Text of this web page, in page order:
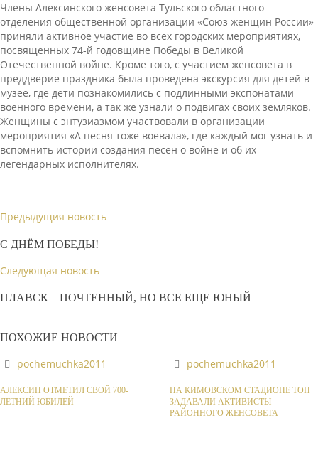
Члены Алексинского женсовета Тульского областного
отделения общественной организации «Союз женщин России»
приняли активное участие во всех городских мероприятиях,
посвященных 74-й годовщине Победы в Великой
Отечественной войне. Кроме того, с участием женсовета в
преддверие праздника была проведена экскурсия для детей в
музее, где дети познакомились с подлинными экспонатами
военного времени, а так же узнали о подвигах своих земляков.
Женщины с энтузиазмом участвовали в организации
мероприятия «А песня тоже воевала», где каждый мог узнать и
вспомнить истории создания песен о войне и об их
легендарных исполнителях.
Предыдущия новость
С ДНЁМ ПОБЕДЫ!
Следующая новость
ПЛАВСК – ПОЧТЕННЫЙ, НО ВСЕ ЕЩЕ ЮНЫЙ
ПОХОЖИЕ НОВОСТИ
pochemuchka2011
АЛЕКСИН ОТМЕТИЛ СВОЙ 700-
ЛЕТНИЙ ЮБИЛЕЙ
pochemuchka2011
НА КИМОВСКОМ СТАДИОНЕ ТОН
ЗАДАВАЛИ АКТИВИСТЫ
РАЙОННОГО ЖЕНСОВЕТА